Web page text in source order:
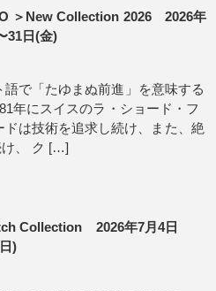
＞New Collection 2026 2026年
31日(金)
語で「たゆまぬ前進」を意味する
年にスイスのラ・ショード・フ
は技術を追求し続け、また、絶
け、 ク […]
Collection 2026年7月4日
)